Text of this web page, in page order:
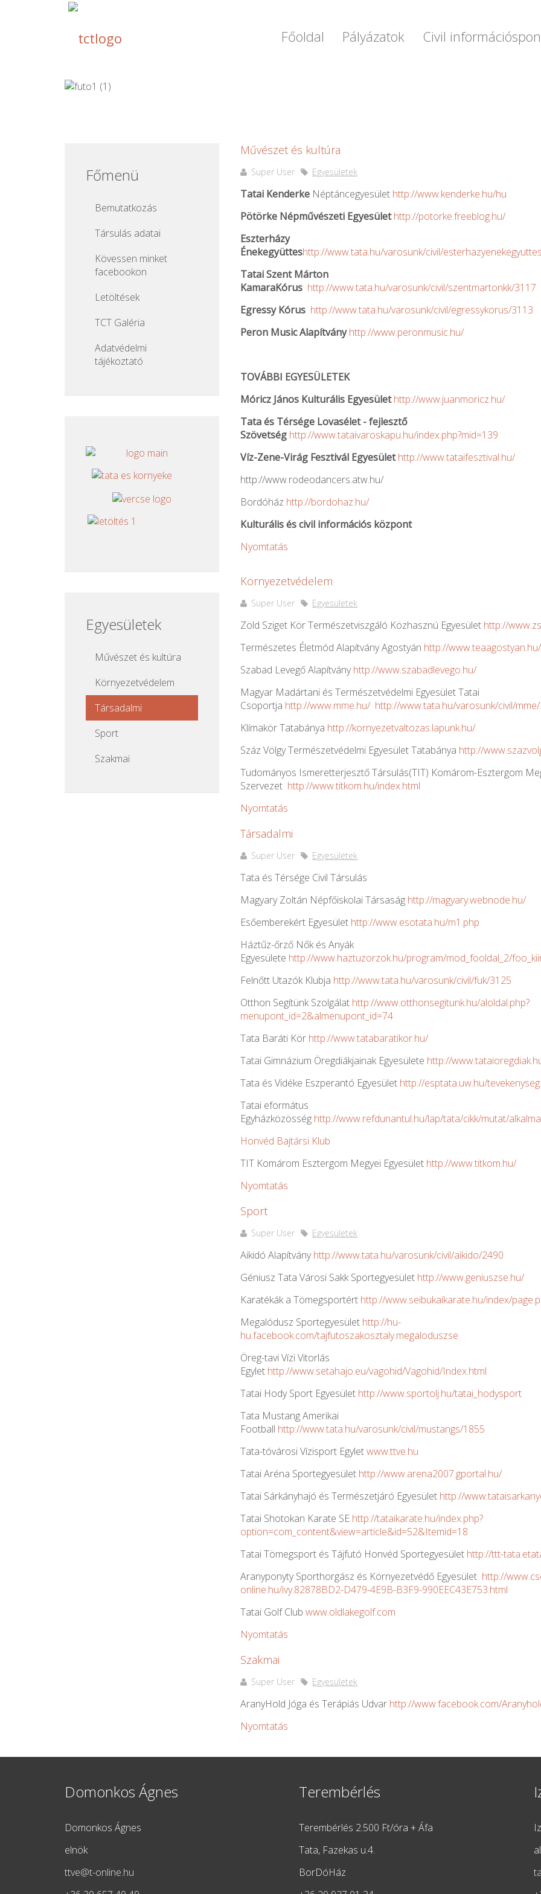
Főoldal Pályázatok Civil
Művészet és kultúra
Super User Egyesületek
Tatai Kenderke Néptáncegyesület http://www.kenderke.hu/hu
Pötörke Népművészeti Egyesület http://potorke.freeblog.hu/
Eszterházy
Énekegyütteshttp://www.tata.hu/varosunk/civil/
Tatai Szent Márton
KamaraKórus http://www.tata.hu/varosunk/civil/szentmartonkk/3117
Egressy Kórus http://www.tata.hu/varosunk/civil/egressykorus/3113
Peron Music Alapítvány http://www.peronmusic.hu/
TOVÁBBI EGYESÜLETEK
Móricz János Kulturális Egyesület http://www.juanmoricz.hu/
Tata és Térsége Lovasélet - fejlesztő
Szövetség http://www.tataivaroskapu.hu/index.php?mid=139
Víz-Zene-Virág Fesztivál Egyesület http://www.tataifesztival.hu/
http://www.rodeodancers.atw.hu/
Bordóház http://bordohaz.hu/
Kulturális és civil információs központ
Nyomtatás
Környezetvédelem
Super User Egyesületek
Zöld Sziget Kör Természetviszgáló Közhasznú Egyesület http://
Természetes Életmód Alapítvány Agostyán http://www.teaagostyan.hu/
Szabad Levegő Alapítványhttp://www.szabadlevego.hu/
Magyar Madártani és Természetvédelmi Egyesület Tatai
Csoportja http://www.mme.hu/ http://www.tata.hu/varosunk/civil/
Klímakör Tatabánya http://kornyezetvaltozas.lapunk.hu/
Száz Völgy Természetvédelmi Egyesület Tatabánya http://
Tudományos Ismeretterjesztő Társulás(TIT) Komárom-Esztergom
Szervezet http://www.titkom.hu/index.html
Nyomtatás
Társadalmi
Super User Egyesületek
Tata és Térsége Civil Társulás
Magyary Zoltán Népfőiskolai Társaság http://magyary.webnode.hu/
Esőemberekért Egyesület http://www.esotata.hu/m1.php
Háztűz-őrző Nők és Anyák
Egyesülete http://www.haztuzorzok.hu/program/mod_fooldal_2/
Felnőtt Utazók Klubja http://www.tata.hu/varosunk/civil/fuk/3125
Otthon Segítünk Szolgálat http://www.otthonsegitunk.hu/aloldal.php?
menupont_id=2&almenupont_id=74
Tata Baráti Kör http://www.tatabaratikor.hu/
Tatai Gimnázium Öregdiákjainak Egyesülete http://
Tata és Vidéke Eszperantó Egyesület http://esptata.uw.hu/
Tatai eformátus
Egyházközösség http://www.refdunantul.hu/lap/tata/cikk/mutat/
Honvéd Bajtársi Klub
TIT Komárom Esztergom Megyei Egyesület http://www.titkom.hu/
Nyomtatás
Sport
Super User Egyesületek
Aikidó Alapítványhttp://www.tata.hu/varosunk/civil/aikido/2490
Géniusz Tata Városi Sakk Sportegyesület http://www.geniuszse.hu/
Karatékák a Tömegsportért http://www.seibukaikarate.hu/index/
Megalódusz Sportegyesület http://hu-
hu.facebook.com/tajfutoszakosztaly.megaloduszse
Öreg-tavi Vízi Vitorlás
Egylet http://www.setahajo.eu/vagohid/Vagohid/Index.html
Tatai Hody Sport Egyesület http://www.sportolj.hu/tatai_hodysport
Tata Mustang Amerikai
Football http://www.tata.hu/varosunk/civil/mustangs/1855
Tata-tóvárosi Vízisport Egyletwww.ttve.hu
Tatai Aréna Sportegyesület http://www.arena2007.gportal.hu/
Tatai Sárkányhajó és Természetjáró Egyesület http://
Tatai Shotokan Karate SE http://tataikarate.hu/index.php?
option=com_content&view=article&id=52&Itemid=18
Tatai Tömegsport és Tájfutó Honvéd Sportegyesület http://ttt-
Aranyponyty Sporthorgász és Környezetvédő Egyesület http://
online.hu/ivy.82878BD2-D479-4E9B-B3F9-990EEC43E753.html
Tatai Golf Clubwww.oldlakegolf.com
Nyomtatás
Szakmai
Super User Egyesületek
AranyHold Jóga és Terápiás Udvar http://www.facebook.com/
Nyomtatás
Főmenü
Bemutatkozás
Társulás adatai
Kövessen minket
facebookon
Letöltések
TCT Galéria
Adatvédelmi
tájékoztató
Egyesületek
Művészet és kultúra
Környezetvédelem
Társadalmi
Sport
Szakmai
Domonkos Ágnes
Domonkos Ágnes
elnök
ttve@t-online.hu
Terembérlés
Terembérlés 2.500 Ft/óra + Áfa
Tata, Fazekas u.4.
BorDóHáz